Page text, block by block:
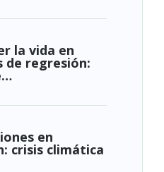
la vida en
de regresión:
en
crisis climática